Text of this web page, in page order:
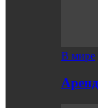
В мире